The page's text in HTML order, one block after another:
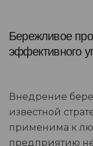
Бережливое
эффективного
Внедрение
известной
применима к
предприятию